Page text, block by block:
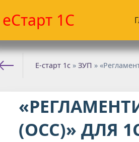
еСтарт 1С
Е-старт 1с »ЗУП »
(ОСС)» ДЛЯ